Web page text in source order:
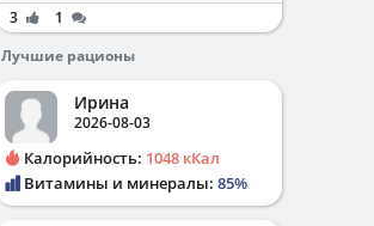
3
1
Лучшие рационы
Ирина
2026-08-03
Калорийность: 1048 кКал
Витамины и минералы: 85%